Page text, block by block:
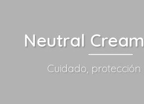
Neutral
Cuidado,